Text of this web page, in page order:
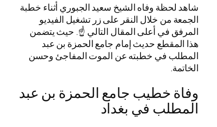
شاهد لحظة وفاه الشيخ سعيد الجبوري أثناء خطبة
الجمعة من خلال النقر على زر تشغيل الفيديو
المرفق في أعلى المقال التالي ☝️. حيث يتضمن
هذا المقطع حديث إمام جامع الحمزة بن عبد
المطلب في خطبته عن الموت المفاجئ وحسن
الخاتمة.
وفاة خطيب جامع الحمزة بن عبد
المطلب في بغداد